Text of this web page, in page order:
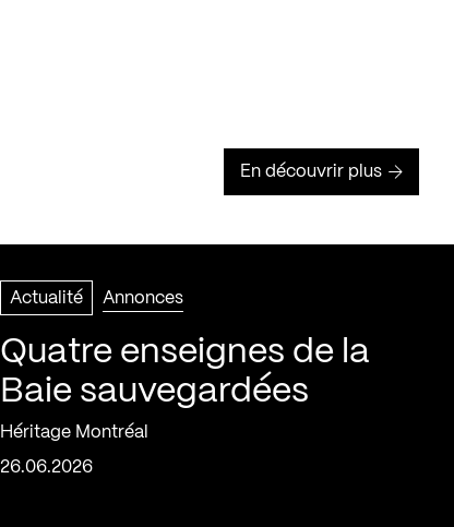
En découvrir plus
Actualité Annonces
Quatre enseignes de la
Baie sauvegardées
Héritage Montréal
26.06.2026